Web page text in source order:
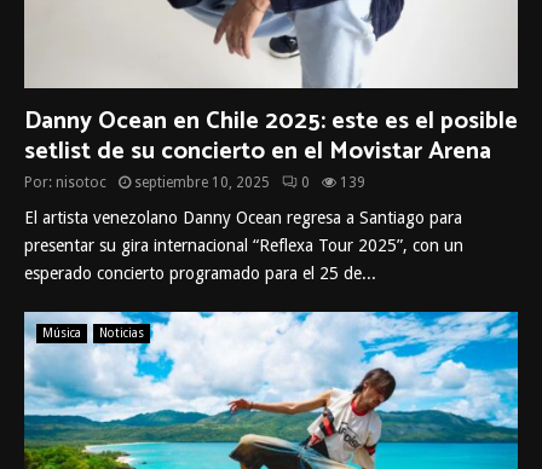
Danny Ocean en Chile 2025: este es el posible
setlist de su concierto en el Movistar Arena
Por: nisotoc septiembre 10, 2025 0 139
El artista venezolano Danny Ocean regresa a Santiago para
presentar su gira internacional “Reflexa Tour 2025”, con un
esperado concierto programado para el 25 de...
Música Noticias